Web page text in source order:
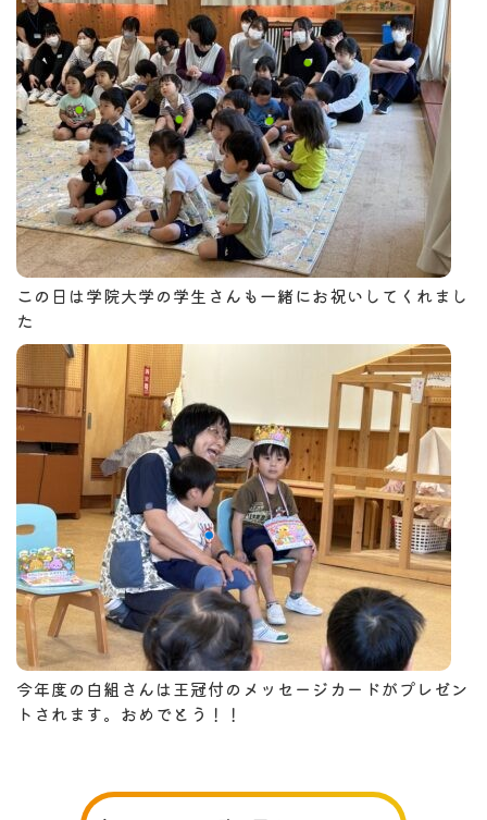
この日は学院大学の学生さんも一緒にお祝いしてくれまし
た
今年度の白組さんは王冠付のメッセージカードがプレゼン
トされます。おめでとう！！